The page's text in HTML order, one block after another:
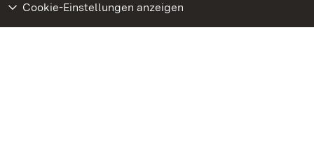
Cookie-Einstellungen anzeigen
Weiteres